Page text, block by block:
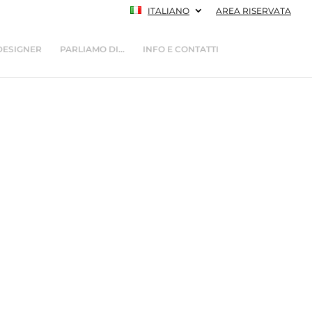
ITALIANO AREA RISERVATA
PARLIAMO DI… INFO E CONTATTI